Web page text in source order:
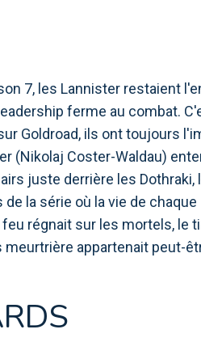
7, les Lannister restaient
ferme au combat.
Goldroad, ils ont toujours
(Nikolaj Coster-Waldau)
juste derrière les Dothraki,
la série où la vie de chaque
régnait sur les mortels, le
appartenait peut-